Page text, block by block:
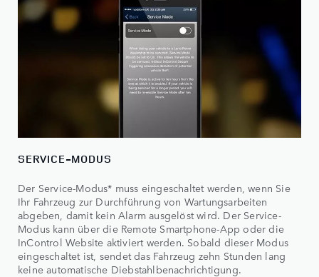
SERVICE-MODUS
Der Service-Modus* muss eingeschaltet werden, wenn Sie
Ihr Fahrzeug zur Durchführung von Wartungsarbeiten
abgeben, damit kein Alarm ausgelöst wird. Der Service-
Modus kann über die Remote Smartphone-App oder die
InControl Website aktiviert werden. Sobald dieser Modus
eingeschaltet ist, sendet das Fahrzeug zehn Stunden lang
keine automatische Diebstahlbenachrichtigung.